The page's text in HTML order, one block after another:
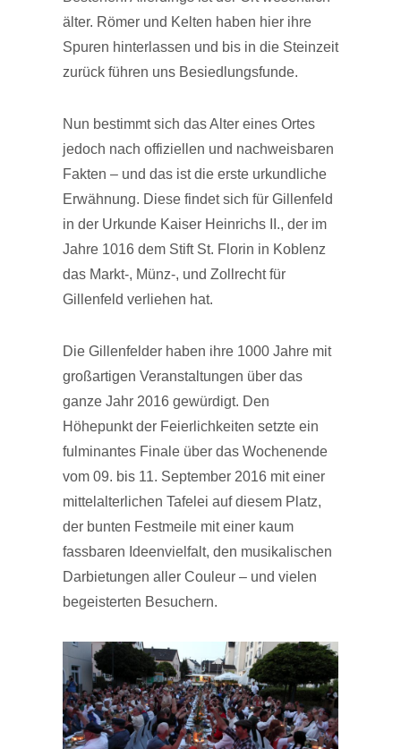
älter. Römer und Kelten haben hier ihre
Spuren hinterlassen und bis in die Steinzeit
zurück führen uns Besiedlungsfunde.
Nun bestimmt sich das Alter eines Ortes
jedoch nach offiziellen und nachweisbaren
Fakten – und das ist die erste urkundliche
Erwähnung. Diese findet sich für Gillenfeld
in der Urkunde Kaiser Heinrichs II., der im
Jahre 1016 dem Stift St. Florin in Koblenz
das Markt-, Münz-, und Zollrecht für
Gillenfeld verliehen hat.
Die Gillenfelder haben ihre 1000 Jahre mit
großartigen Veranstaltungen über das
ganze Jahr 2016 gewürdigt. Den
Höhepunkt der Feierlichkeiten setzte ein
fulminantes Finale über das Wochenende
vom 09. bis 11. September 2016 mit einer
mittelalterlichen Tafelei auf diesem Platz,
der bunten Festmeile mit einer kaum
fassbaren Ideenvielfalt, den musikalischen
Darbietungen aller Couleur – und vielen
begeisterten Besuchern.